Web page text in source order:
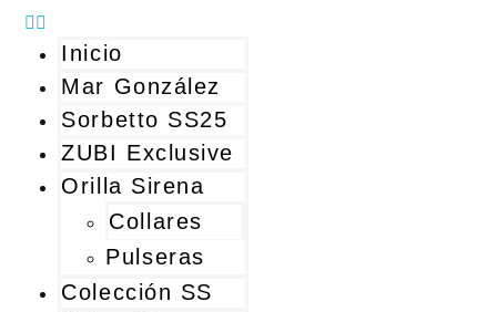
Inicio
Mar González
Sorbetto SS25
ZUBI Exclusive
Orilla Sirena
Collares
Pulseras
Colección SS